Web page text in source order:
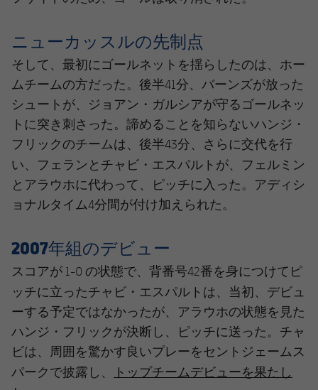
ニューカッスルの先制点
そして、最初にゴールネットを揺らしたのは、ホー
ムチームの方だった。後半41分、バーンズが放った
シュートが、ジョアン・ガルシアが守るゴールネッ
トに突き刺さった。諦めることを知らないハンジ・
フリックのチームは、後半43分、さらに交代を行
い、フェランと チャビ・エスパルト が、フェルミン
とアラウホに代わって、ピッチに入った。アディシ
ョナルタイム4分間が付け加えられた。
2007年組のデビュー
スコアが 1-0 の状態で、背番号42番を身につけてピ
ッチに立ったチャビ・エスパルト は、当初、デビュ
ーする予定ではなかったが、アラウホの状態を見た
ハンジ・フリックが決断し、ピッチに送った。チャ
ビは、周囲を驚かす良いプレーをセントジェームス
パークで披露し、
トップチームデビューを果たし